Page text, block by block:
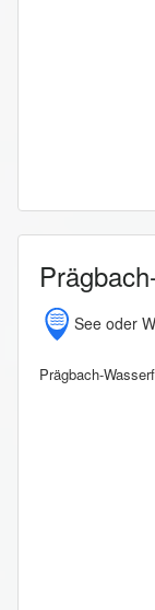
See oder
Prägbach-